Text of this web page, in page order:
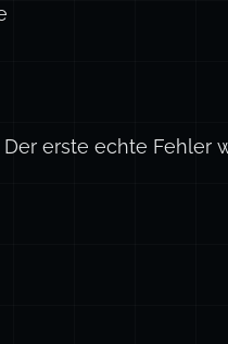
Der erste echte Fehler